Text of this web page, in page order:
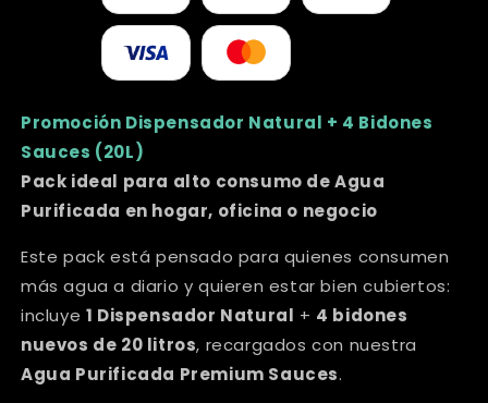
Promoción Dispensador Natural + 4 Bidones
Sauces (20L)
Pack ideal para alto consumo de Agua
Purificada en hogar, oficina o negocio
Este pack está pensado para quienes consumen
más agua a diario y quieren estar bien cubiertos:
incluye 1 Dispensador Natural + 4 bidones
nuevos de 20 litros, recargados con nuestra
Agua Purificada Premium Sauces.